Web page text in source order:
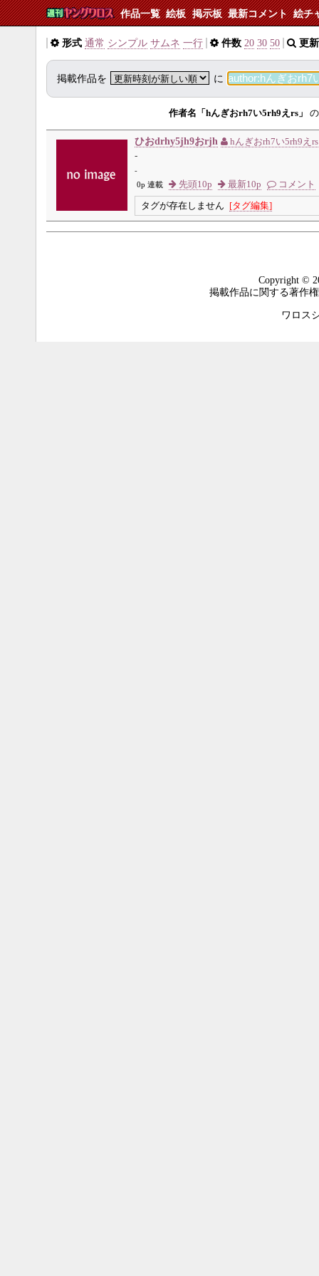
作品一覧 絵板 掲示板 最新コメント 絵チ
形式 通常 シンプル サムネ 一行 件数 20 30 50 更
掲載作品を に
作者名「hんぎおrh7い5rh9えrs」
ひおdrhy5jh9おrjh
hんぎおrh7い5rh9えrs
-
-
0p 連載
先頭10p 最新10p コメント
タグが存在しません [タグ編集]
Copyright ©
掲載作品に関する著作
ワロス